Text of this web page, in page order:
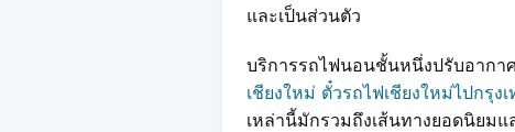
และเป็นส่วนตัว
บริการรถไฟนอนชั้นหนึ่งปรับอากา
เชียงใหม่ ตั๋วรถไฟเชียงใหม่ไปกรุง
เหล่านี้มักรวมถึงเส้นทางยอดนิยม